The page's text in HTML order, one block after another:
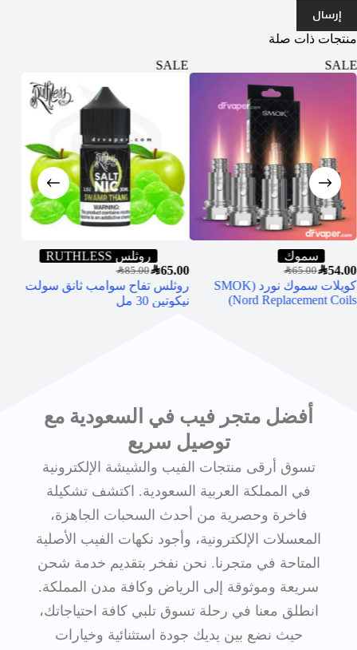
إرسال
منتجات ذات صلة
SALE
سموك
SAR65.00SAR54.00
كويلات سموك نورد (SMOK
Nord Replacement Coils)
SALE
روثلس RUTHLESS
SAR85.00SAR65.00
روثلس تفاح سوامب ثانق سولت
نيكوتين 30 مل
أفضل متجر فيب في السعودية مع
توصيل سريع
تسوق أرقى منتجات الفيب والشيشة الإلكترونية
في المملكة العربية السعودية. اكتشف تشكيلة
فاخرة وحصرية من أحدث السحبات الجاهزة،
المعسلات الإلكترونية، وأجود نكهات الفيب الأصلية
المتاحة في متجرنا. نحن نفخر بتقديم خدمة شحن
سريعة وموثوقة إلى الرياض وكافة مدن المملكة.
انطلق معنا في رحلة تسوق تلبي كافة احتياجاتك،
حيث نضع بين يديك جودة استثنائية وخيارات